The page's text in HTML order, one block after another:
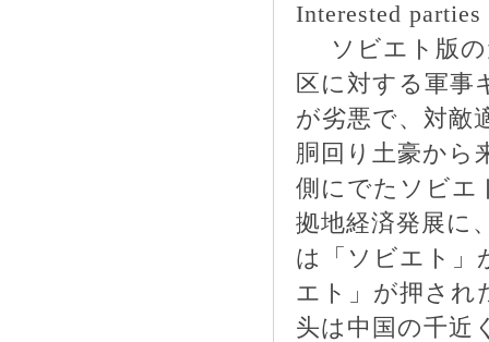
Interested
ソビエト版
区に対する軍事
が劣悪で、対敵
胴回り土豪から
側にでたソビエ
拠地経済発展に
は「ソビエト」
エト」が押され
头は中国の千近